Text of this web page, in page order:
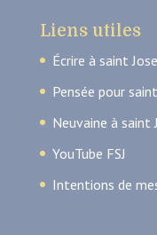
Liens utiles
Écrire à saint
Pensée pour
Neuvaine à saint
YouTube FSJ
Intentions de